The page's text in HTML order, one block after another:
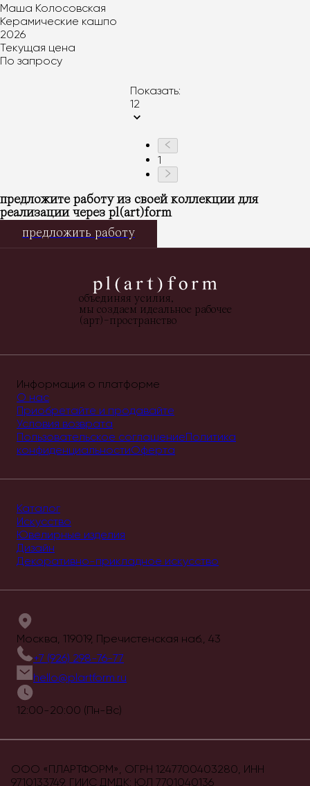
Маша Колосовская
Керамические кашпо
2026
Текущая цена
По запросу
Показать:
12
1
предложите работу из своей коллекции для
реализации через pl(art)form
предложить работу
объединяя усилия,
мы создаем идеальное рабочее
(арт)-пространство
Информация о платформе
О нас
Приобретайте и продавайте
Условия возврата
Пользовательское соглашениеПолитика
конфиденциальностиОферта
Каталог
Искусство
Ювелирные изделия
Дизайн
Декоративно-прикладное искусство
Москва, 119019, Пречистенская наб., 43
+7 (926) 298-76-77
hello@plartform.ru
12:00-20:00 (Пн-Вс)
ООО «ПЛАРТФОРМ», ОГРН 1247700403280, ИНН
9710133749, ГИИС ДМДК: ЮЛ 7701040136